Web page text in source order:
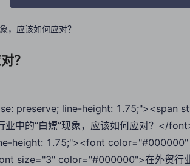
，应该如何应对？
？
preserve; line-height: 1.75;"><span
中的“白嫖”现象，应该如何应对？</
height: 1.75;"><font
size="3" color="#000000">在外贸行业